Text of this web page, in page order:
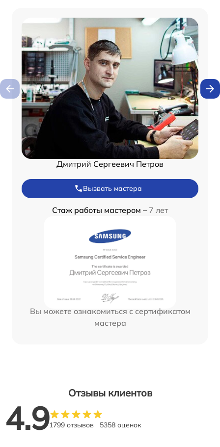
Дмитрий Сергеевич Петров
Вызвать мастера
Стаж работы мастером – 7 лет
Вы можете ознакомиться с сертификатом
мастера
Отзывы клиентов
4.91799 отзывов 5358 оценок